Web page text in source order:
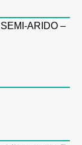
ARIDO –